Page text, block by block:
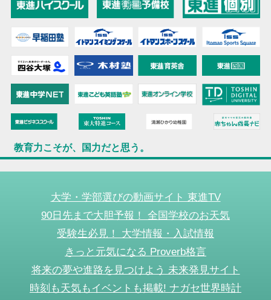
教育力こそが、国力だと思う。
大学・学部選びの動画サイト 東進TV
90日先まで大胆予報！ 全国学校のお天気
受験生必見！ 大学情報・入試情報
きっと元気になる Proverb格言
将来の夢や進路を見つけよう 未来発見サイト
時刻も天気もイベントも掲載! ナガセ世界時計